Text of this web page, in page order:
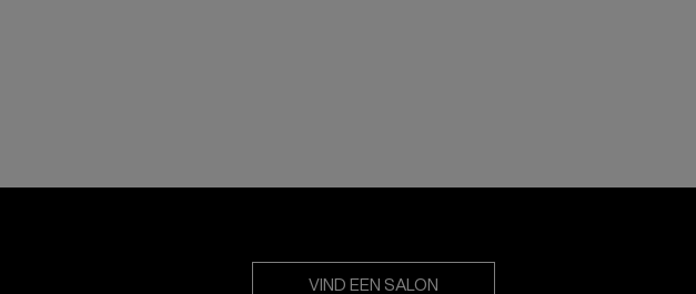
VIND EEN SALON